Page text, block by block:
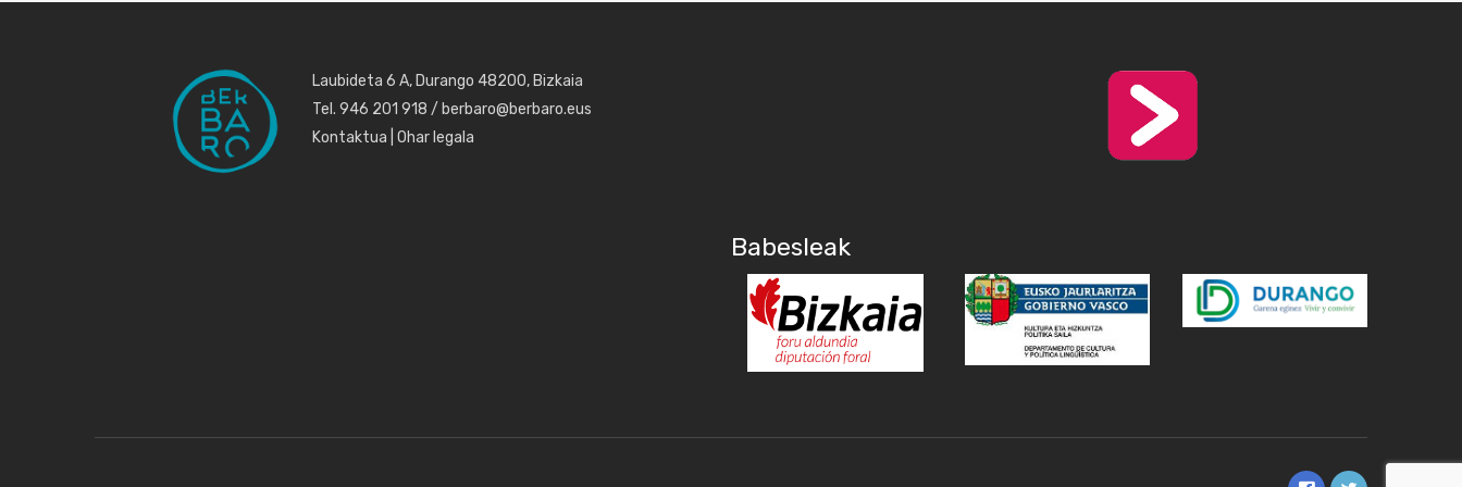
Laubideta 6 A, Durango 48200, Bizkaia
Tel. 946 201 918 / berbaro@berbaro.eus
Kontaktua Ohar legala
Babesleak